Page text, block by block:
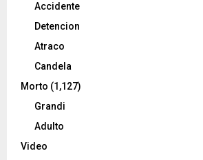
Accidente
Detencion
Atraco
Candela
Morto (1,127)
Grandi
Adulto
Video